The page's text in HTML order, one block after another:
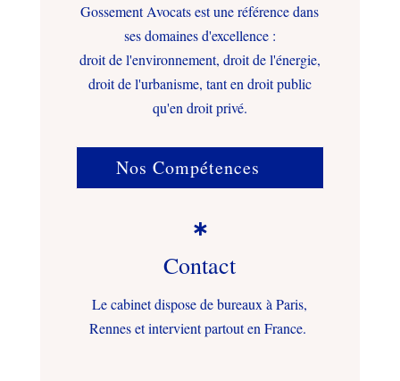
Gossement Avocats est une référence dans
ses domaines d'excellence :
droit de l'environnement, droit de l'énergie,
droit de l'urbanisme, tant en droit public
qu'en droit privé.
Nos Compétences

Contact
Le cabinet dispose de bureaux à Paris,
Rennes et intervient partout en France.